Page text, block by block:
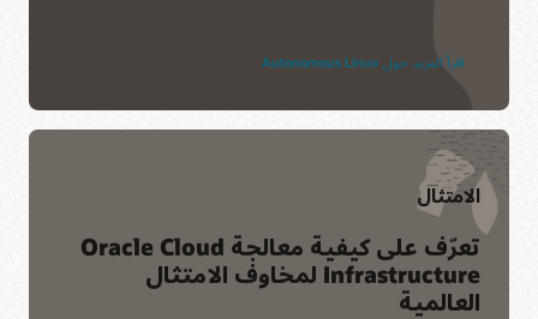
اقرأ المزيد حول Autonomous Linux
الامتثال
تعرّف على كيفية معالجة Oracle Cloud
Infrastructure لمخاوف الامتثال
العالمية